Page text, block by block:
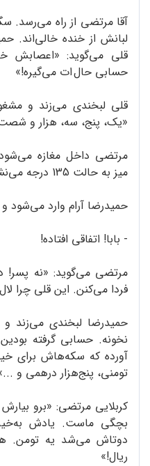
آقا مرتضی از راه می‌رسد.
لبانش از خنده خالی‌اند.
قلی می‌گوید: «اعصابش
حسابی حال ات می‌گیره!»
قلی لبخندی می‌زند و
«یک، پنج، سه، هزار و
مرتضی داخل مغازه
میز به حالت 135 درجه می‌نشیند. حسابی خسته شده است!
حمیدرضا آرام وارد می‌شود
- بابا! اتفاقی افتاده!
مرتضی می‌گوید: «نه پسر!
فردا می‌کنن. این قلی چرا
حمیدرضا لبخندی می‌زند
نخونه. حسابی گرفته‌
آورده که سکه‌هاش برای
تومنی، پنج‌هزار درهمی و
کربلایی مرتضی: «برو
بچگی‌ ماست. یادش
دوتاش می‌شد یه تومن.
ریال!»